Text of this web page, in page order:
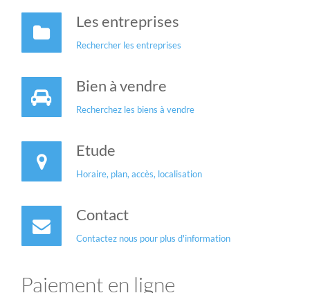
Les entreprises
Rechercher les entreprises
Bien à vendre
Recherchez les biens à vendre
Etude
Horaire, plan, accès, localisation
Contact
Contactez nous pour plus d'information
Paiement en ligne